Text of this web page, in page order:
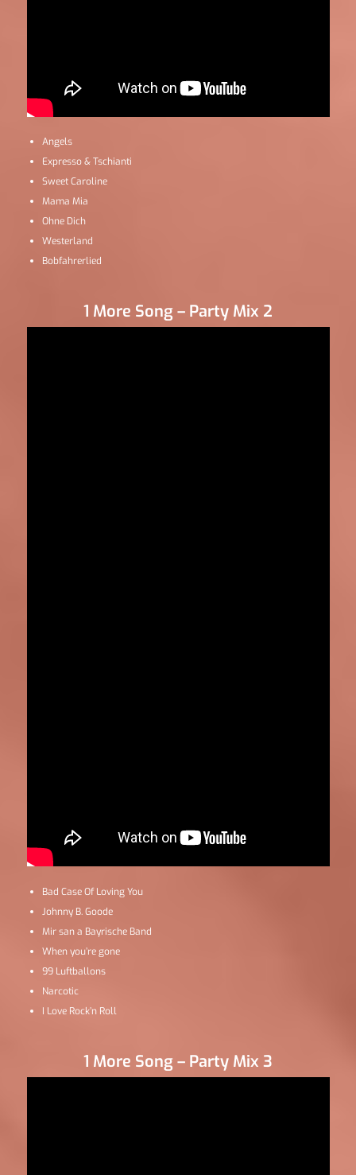
Angels
Expresso & Tschianti
Sweet Caroline
Mama Mia
Ohne Dich
Westerland
Bobfahrerlied
1 More Song – Party Mix 2
Bad Case Of Loving You
Johnny B. Goode
Mir san a Bayrische Band
When you’re gone
99 Luftballons
Narcotic
I Love Rock’n Roll
1 More Song – Party Mix 3